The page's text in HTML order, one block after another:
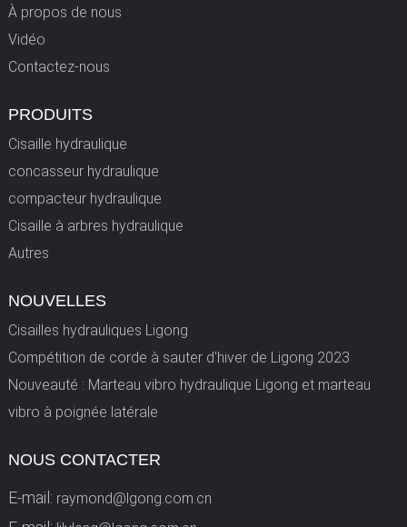
À propos de nous
Vidéo
Contactez-nous
PRODUITS
Cisaille hydraulique
concasseur hydraulique
compacteur hydraulique
Cisaille à arbres hydraulique
Autres
NOUVELLES
Cisailles hydrauliques Ligong
Compétition de corde à sauter d'hiver de Ligong 2023
Nouveauté : Marteau vibro hydraulique Ligong et marteau
vibro à poignée latérale
NOUS CONTACTER
E-mail: raymond@lgong.com.cn